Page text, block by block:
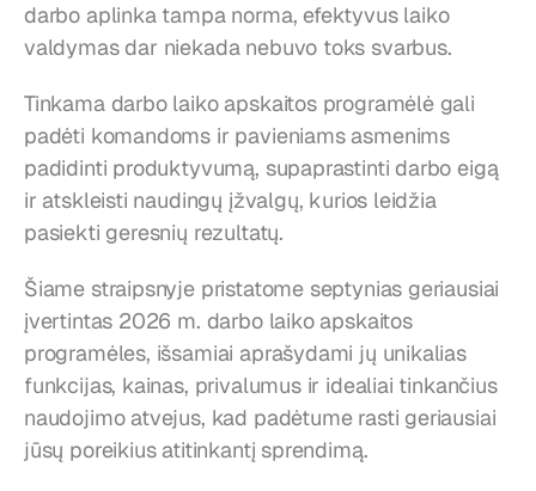
darbo aplinka tampa norma, efektyvus laiko
valdymas dar niekada nebuvo toks svarbus.
Tinkama darbo laiko apskaitos programėlė gali
padėti komandoms ir pavieniams asmenims
padidinti produktyvumą, supaprastinti darbo eigą
ir atskleisti naudingų įžvalgų, kurios leidžia
pasiekti geresnių rezultatų.
Šiame straipsnyje pristatome septynias geriausiai
įvertintas 2026 m. darbo laiko apskaitos
programėles, išsamiai aprašydami jų unikalias
funkcijas, kainas, privalumus ir idealiai tinkančius
naudojimo atvejus, kad padėtume rasti geriausiai
jūsų poreikius atitinkantį sprendimą.